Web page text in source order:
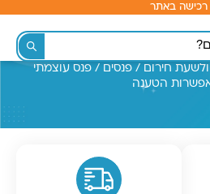
רכישה באתר
ולשעת חירום / פנסים / פנס עוצמתי
הטענה